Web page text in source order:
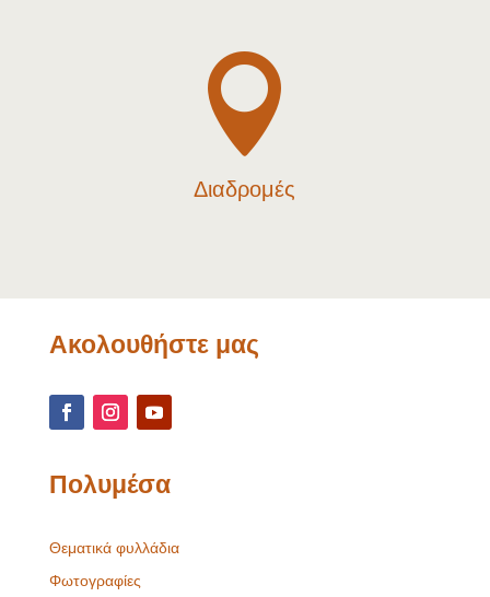

Διαδρομές
Ακολουθήστε μας
Πολυμέσα
Θεματικά φυλλάδια
Φωτογραφίες